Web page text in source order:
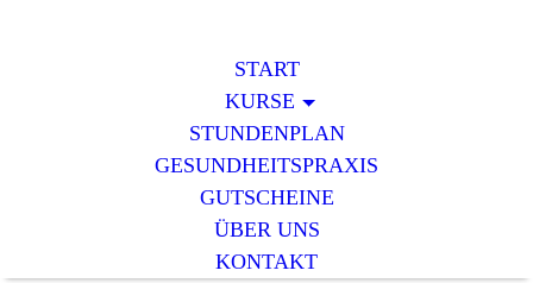
START
KURSE
STUNDENPLAN
GESUNDHEITSPRAXIS
GUTSCHEINE
ÜBER UNS
KONTAKT